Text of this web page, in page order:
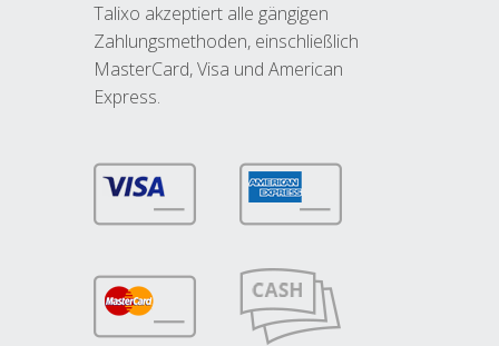
Talixo akzeptiert alle gängigen
Zahlungsmethoden, einschließlich
MasterCard, Visa und American
Express.